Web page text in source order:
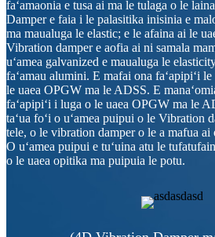
faʻamaonia e tusa ai ma le tulaga o le
Damper e faia i le palasitika inisinia e
ma maualuga le elastic; e le afaina ai le
Vibration damper e aofia ai ni samala
uʻamea galvanized e maualuga le
faʻamau alumini. E mafai ona faʻapipiʻi
le uaea OPGW ma le ADSS. E
faʻapipiʻi i luga o le uaea OPGW ma le
taʻua foʻi o uʻamea puipui o le Vibration
tele, o le vibration damper o le a mafua ai
O uʻamea puipui e tuʻuina atu le
o le uaea opitika ma puipuia le potu.